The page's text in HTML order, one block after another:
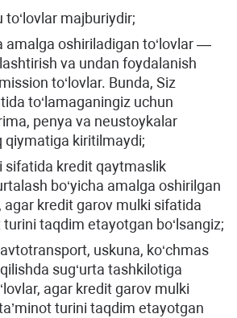
to‘lovlar majburiydir;
amalga oshiriladigan to‘lovlar —
va undan foydalanish
to‘lovlar. Bunda, Siz
to‘lamaganingiz uchun
penya va neustoykalar
qiymatiga kiritilmaydi;
sifatida kredit qaytmaslik
bo‘yicha amalga oshirilgan
agar kredit garov mulki sifatida
turini taqdim etayotgan bo‘lsangiz;
uskuna, ko‘chmas
sug‘urta tashkilotiga
agar kredit garov mulki
turini taqdim etayotgan